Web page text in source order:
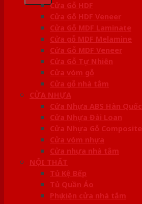
Cửa Gỗ HDF
Cửa Gỗ HDF Veneer
Cửa Gỗ MDF Laminate
Cửa gỗ MDF Melamine
Cửa Gỗ MDF Veneer
Cửa Gỗ Tự Nhiên
Cửa vòm gỗ
Cửa gỗ nhà tắm
CỬA NHỰA
Cửa Nhựa ABS Hàn Quốc
Cửa Nhựa Đài Loan
Cửa Nhựa Gỗ Composite
Cửa vòm nhựa
Cửa nhựa nhà tắm
NỘI THẤT
Tủ Kệ Bếp
Tủ Quần Áo
Phụ kiện cửa nhà tắm